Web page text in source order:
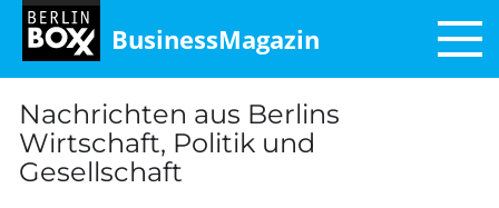
BusinessMagazin
Nachrichten aus Berlins
Wirtschaft, Politik und
Gesellschaft